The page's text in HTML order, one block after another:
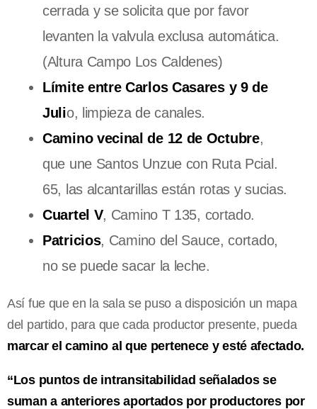
cerrada y se solicita que por favor
levanten la valvula exclusa automática.
(Altura Campo Los Caldenes)
Límite entre Carlos Casares y 9 de
Julio, limpieza de canales.
Camino vecinal de 12 de Octubre,
que une Santos Unzue con Ruta Pcial.
65, las alcantarillas están rotas y sucias.
Cuartel V, Camino T 135, cortado.
Patricios, Camino del Sauce, cortado,
no se puede sacar la leche.
Así fue que en la sala se puso a disposición un mapa
del partido, para que cada productor presente, pueda
marcar el camino al que pertenece y esté afectado.
“Los puntos de intransitabilidad señalados se
suman a anteriores aportados por productores por